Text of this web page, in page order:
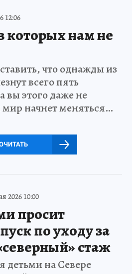
12:06
которых нам не
что однажды из
всего пять
вы этого даже не
мир начнет меняться…
2026 10:00
просит
по уходу за
стаж
на Севере